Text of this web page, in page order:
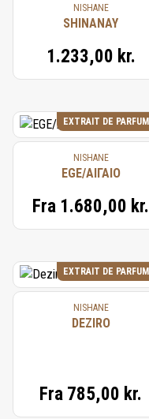
NISHANE
SHINANAY
1.233,00 kr.
EXTRAIT DE PARFUM
NISHANE
EGE/ΑΙΓΑΙΟ
Fra 1.680,00 kr.
EXTRAIT DE PARFUM
NISHANE
DEZIRO
Fra 785,00 kr.